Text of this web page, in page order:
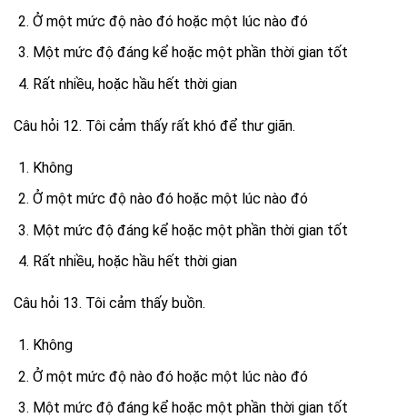
Ở một mức độ nào đó hoặc một lúc nào đó
Một mức độ đáng kể hoặc một phần thời gian tốt
Rất nhiều, hoặc hầu hết thời gian
Câu hỏi 12. Tôi cảm thấy rất khó để thư giãn.
Không
Ở một mức độ nào đó hoặc một lúc nào đó
Một mức độ đáng kể hoặc một phần thời gian tốt
Rất nhiều, hoặc hầu hết thời gian
Câu hỏi 13. Tôi cảm thấy buồn.
Không
Ở một mức độ nào đó hoặc một lúc nào đó
Một mức độ đáng kể hoặc một phần thời gian tốt